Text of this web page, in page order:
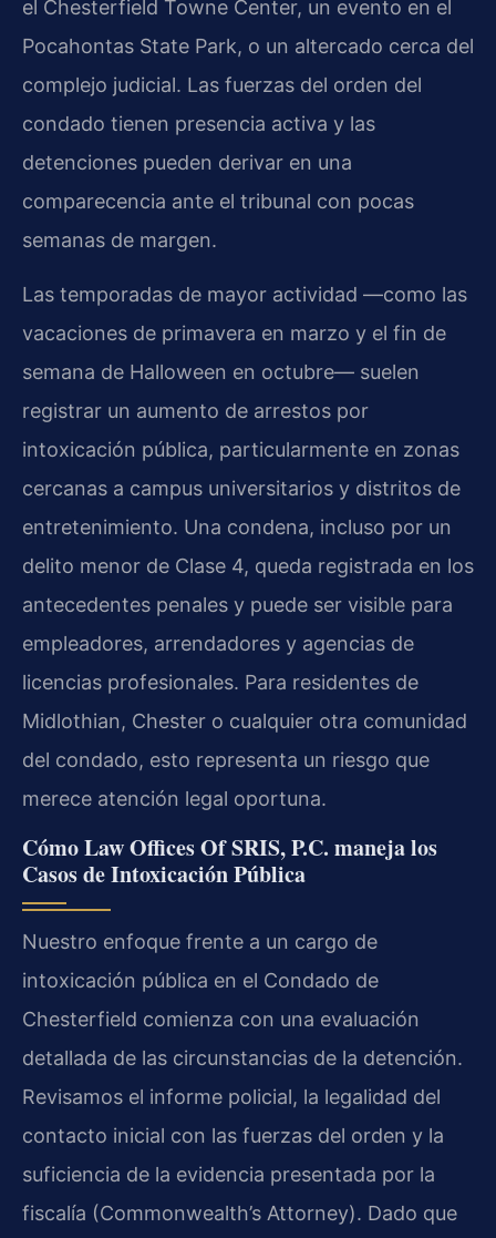
el Chesterfield Towne Center, un evento en el
Pocahontas State Park, o un altercado cerca del
complejo judicial. Las fuerzas del orden del
condado tienen presencia activa y las
detenciones pueden derivar en una
comparecencia ante el tribunal con pocas
semanas de margen.
Las temporadas de mayor actividad —como las
vacaciones de primavera en marzo y el fin de
semana de Halloween en octubre— suelen
registrar un aumento de arrestos por
intoxicación pública, particularmente en zonas
cercanas a campus universitarios y distritos de
entretenimiento. Una condena, incluso por un
delito menor de Clase 4, queda registrada en los
antecedentes penales y puede ser visible para
empleadores, arrendadores y agencias de
licencias profesionales. Para residentes de
Midlothian, Chester o cualquier otra comunidad
del condado, esto representa un riesgo que
merece atención legal oportuna.
Cómo Law Offices Of SRIS, P.C. maneja los
Casos de Intoxicación Pública
Nuestro enfoque frente a un cargo de
intoxicación pública en el Condado de
Chesterfield comienza con una evaluación
detallada de las circunstancias de la detención.
Revisamos el informe policial, la legalidad del
contacto inicial con las fuerzas del orden y la
suficiencia de la evidencia presentada por la
fiscalía (Commonwealth’s Attorney). Dado que